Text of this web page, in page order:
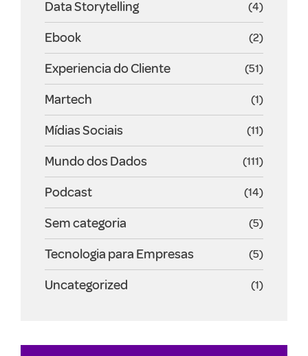
Data Storytelling (4)
Ebook (2)
Experiencia do Cliente (51)
Martech (1)
Mídias Sociais (11)
Mundo dos Dados (111)
Podcast (14)
Sem categoria (5)
Tecnologia para Empresas (5)
Uncategorized (1)